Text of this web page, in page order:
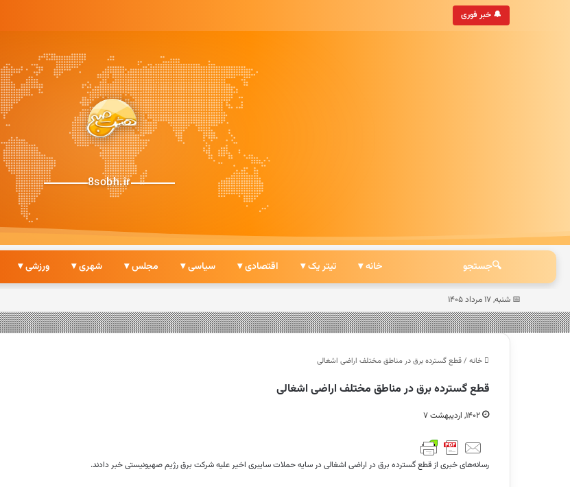
🔔 خبر فوریخبرگزاری ایرانی
8sobh.ir
🔍جستجو خانه ▾ تیتر یک ▾ اقتصادی ▾ سیاسی ▾ مجلس ▾ شهری ▾ ورزشی ▾
📅 شنبه, ۱۷ مرداد ۱۴۰۵
خانه /قطع گسترده برق در مناطق مختلف اراضی اشغالی
قطع گسترده برق در مناطق مختلف اراضی اشغالی
۱۴۰۲, اردیبهشت ۷
رسانه‌های خبری از قطع گسترده برق در اراضی اشغالی در سایه حملات سایبری اخیر علیه شرکت برق رژیم صهیونیستی خبر دادند.